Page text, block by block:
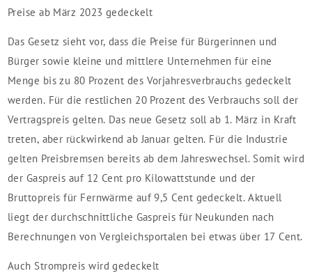
Preise ab März 2023 gedeckelt
Das Gesetz sieht vor, dass die Preise für Bürgerinnen und
Bürger sowie kleine und mittlere Unternehmen für eine
Menge bis zu 80 Prozent des Vorjahresverbrauchs gedeckelt
werden. Für die restlichen 20 Prozent des Verbrauchs soll der
Vertragspreis gelten. Das neue Gesetz soll ab 1. März in Kraft
treten, aber rückwirkend ab Januar gelten. Für die Industrie
gelten Preisbremsen bereits ab dem Jahreswechsel. Somit wird
der Gaspreis auf 12 Cent pro Kilowattstunde und der
Bruttopreis für Fernwärme auf 9,5 Cent gedeckelt. Aktuell
liegt der durchschnittliche Gaspreis für Neukunden nach
Berechnungen von Vergleichsportalen bei etwas über 17 Cent.
Auch Strompreis wird gedeckelt